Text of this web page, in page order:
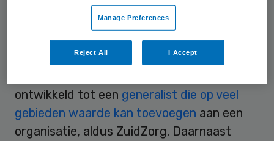
dienstverlening en financiën. Daarvoor
heeft Ottenhof lange tijd gewerkt bij
Publicis Eindhoven.
ontwikkeld tot een generalist die op veel
gebieden waarde kan toevoegen aan een
organisatie, aldus ZuidZorg. Daarnaast
Manage Preferences
Reject All I Accept